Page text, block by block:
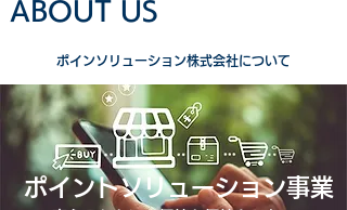
ABOUT US
​ポインソリューション株式会社について
ポイントソリューション事業